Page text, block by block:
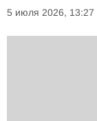
5 июля 2026, 13:27